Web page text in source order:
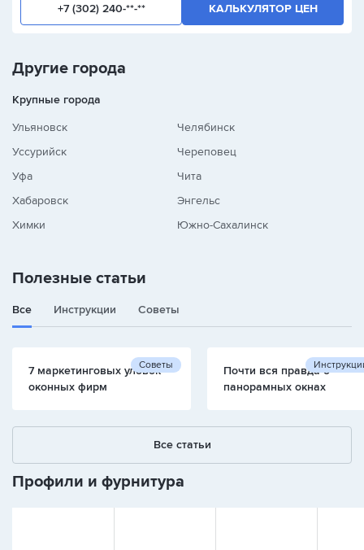
+7 (302) 240-**-** КАЛЬКУЛЯТОР ЦЕН
Другие города
Крупные города
Ульяновск
Уссурийск
Уфа
Хабаровск
Химки
Челябинск
Череповец
Чита
Энгельс
Южно-Сахалинск
Полезные статьи
Все Инструкции Советы
Советы
7 маркетинговых уловок
оконных фирм
Почти вся правда о
панорамных окнах
Все статьи
Профили и фурнитура